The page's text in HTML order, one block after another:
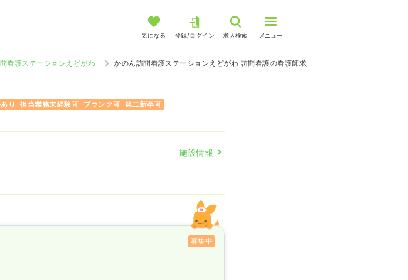
気になる 登録/ログイン 求人検索 メニュー
看護ステーションえどがわ かのん訪問看護ステーションえどがわ 訪問看護の看護師求人
り 担当業務未経験可 ブランク可 第二新卒可
施設情報
募集中